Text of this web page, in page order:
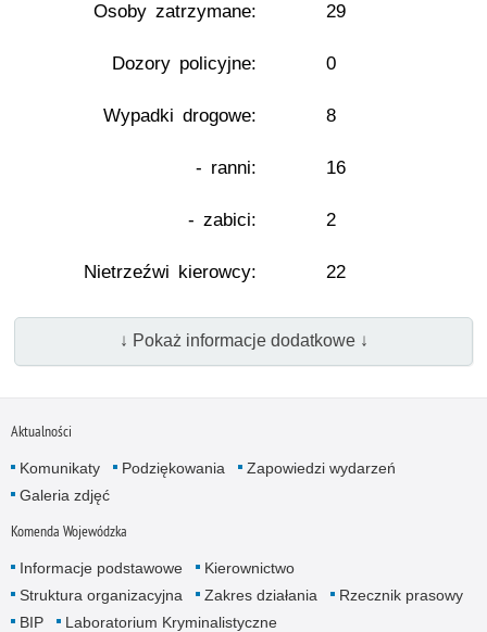
Osoby zatrzymane: 29
Dozory policyjne: 0
Wypadki drogowe: 8
- ranni: 16
- zabici: 2
Nietrzeźwi kierowcy: 22
↓ Pokaż informacje dodatkowe ↓
Aktualności
Komunikaty Podziękowania
Zapowiedzi wydarzeń
Galeria zdjęć
Komenda Wojewódzka
Informacje podstawowe
Kierownictwo
Struktura organizacyjna
Zakres działania
Rzecznik prasowy
BIP
Laboratorium Kryminalistyczne